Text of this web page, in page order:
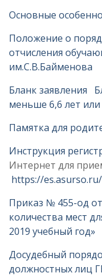
Основные
Положение о
отчисления
им.С.В.Байменова
Бланк заявления
меньше 6,6 лет
Памятка для
Инструкция
Интернет для
https://es.asurso.ru/
Приказ № 455-од
количества мест
2019 учебный год»
Досудебный
должностных лиц